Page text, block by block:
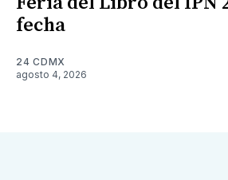
fecha
24 CDMX
agosto 4, 2026